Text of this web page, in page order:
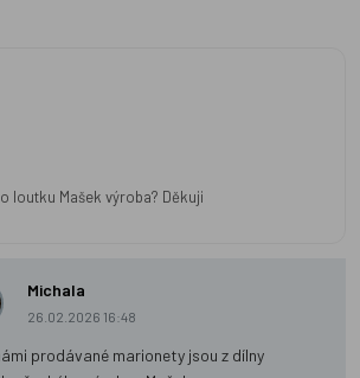
loutku Mašek výroba? Děkuji
Michala
26.02.2026 16:48
prodávané marionety jsou z dílny